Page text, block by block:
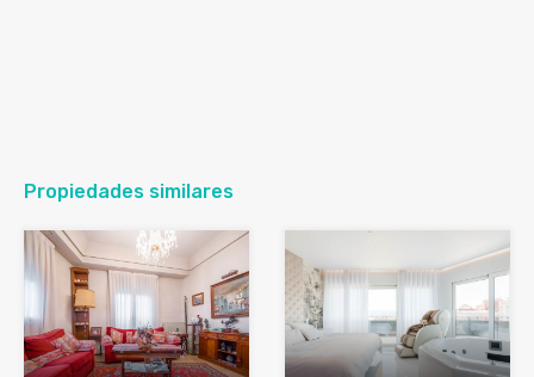
Propiedades similares